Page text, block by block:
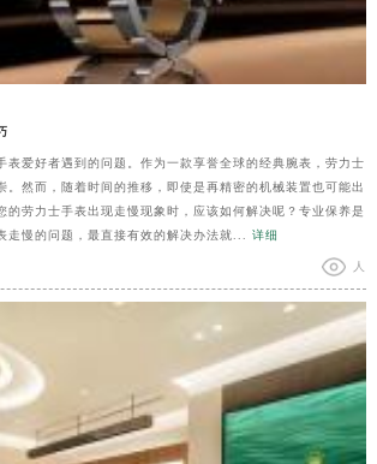
表爱好者遇到的问题。作为一款享誉全球的经典腕表，劳力士
。然而，随着时间的推移，即使是再精密的机械装置也可能出
的劳力士手表出现走慢现象时，应该如何解决呢？专业保养是
走慢的问题，最直接有效的解决办法就... 详细
人